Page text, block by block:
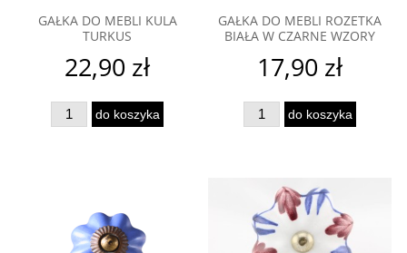
GAŁKA DO MEBLI KULA
TURKUS
22,90 zł
do koszyka
GAŁKA DO MEBLI ROZETKA
BIAŁA W CZARNE WZORY
17,90 zł
do koszyka